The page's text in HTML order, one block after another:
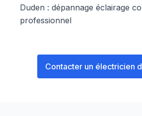
Duden : dépannage éclairage
professionnel
Contacter un électricien